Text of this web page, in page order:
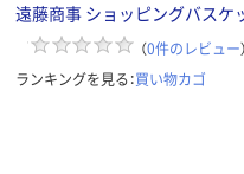
遠藤商事 ショッピングバスケ
（0件のレビュー）
ランキングを見る：買い物カゴ